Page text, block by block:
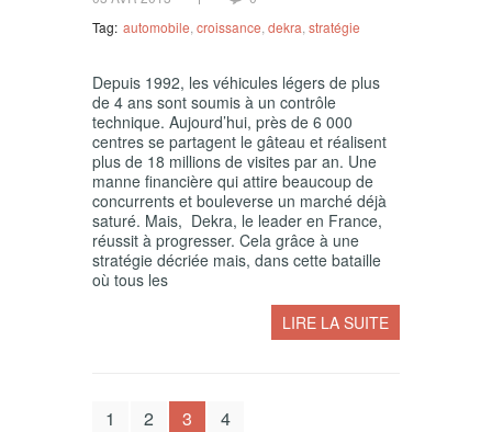
Tag: automobile croissance dekra stratégie
Depuis 1992, les véhicules légers de plus
de 4 ans sont soumis à un contrôle
technique. Aujourd’hui, près de 6 000
centres se partagent le gâteau et réalisent
plus de 18 millions de visites par an. Une
manne financière qui attire beaucoup de
concurrents et bouleverse un marché déjà
saturé. Mais, Dekra, le leader en France,
réussit à progresser. Cela grâce à une
stratégie décriée mais, dans cette bataille
où tous les
LIRE LA SUITE
1 2 3 4